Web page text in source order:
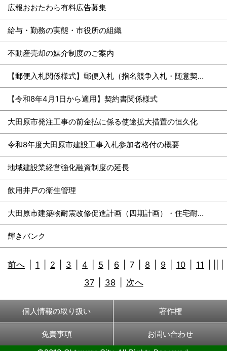
広報おおたわら有料広告募集
給与・勤務の実態・市役所の組織
不動産売却の媒介制度のご案内
【郵便入札関係様式】郵便入札（指名競争入札・随意契約）を実施しています
【令和8年4月1日から適用】契約書関係様式
大田原市発注工事の前金払に係る使途拡大措置の恒久化
令和8年度大田原市建設工事入札参加者格付の概要
地域建設業経営強化融資制度の延長
飲用井戸の衛生管理
大田原市建築物耐震改修促進計画（四期計画）・住宅耐震化緊急促進アクションプログラム
輝きバンク
前へ 1 2 3 4 5 6 7 8 9 10 11
37
38 次へ
個人情報の取り扱い 著作権
免責事項
お問い合わせ